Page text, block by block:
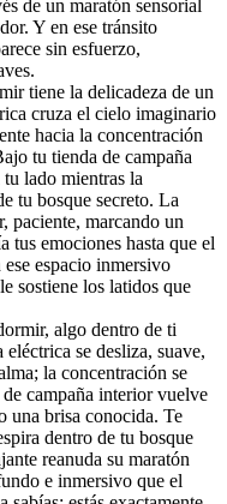
de un maratón sensorial
Y en ese tránsito
sin esfuerzo,
tiene la delicadeza de un
cruza el cielo imaginario
hacia la concentración
tu tienda de campaña
tu lado mientras la
tu bosque secreto. La
paciente, marcando un
tus emociones hasta que el
espacio inmersivo
sostiene los latidos que
algo dentro de ti
se desliza, suave,
la concentración se
campaña interior vuelve
una brisa conocida. Te
dentro de tu bosque
reanuda su maratón
e inmersivo que el